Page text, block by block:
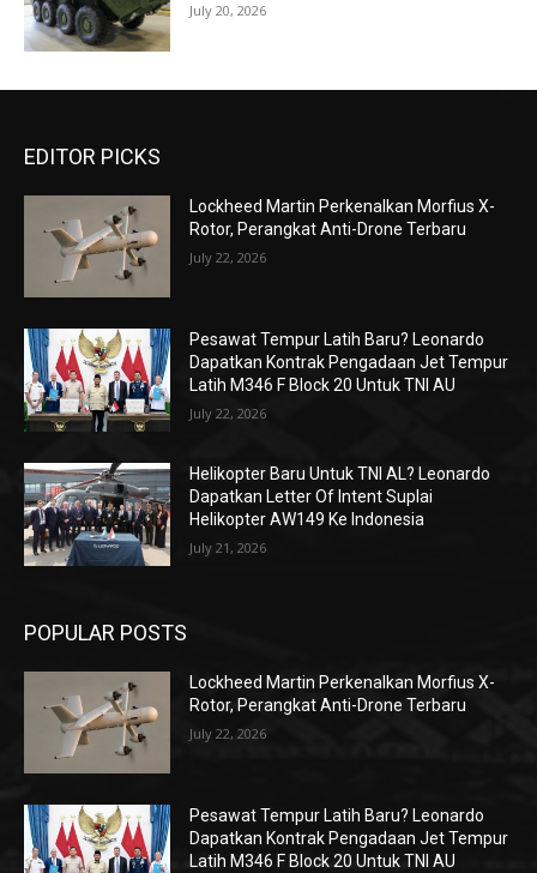
July 20, 2026
EDITOR PICKS
Lockheed Martin Perkenalkan Morfius X-
Rotor, Perangkat Anti-Drone Terbaru
July 22, 2026
Pesawat Tempur Latih Baru? Leonardo
Dapatkan Kontrak Pengadaan Jet Tempur
Latih M346 F Block 20 Untuk TNI AU
July 22, 2026
Helikopter Baru Untuk TNI AL? Leonardo
Dapatkan Letter Of Intent Suplai
Helikopter AW149 Ke Indonesia
July 21, 2026
POPULAR POSTS
Lockheed Martin Perkenalkan Morfius X-
Rotor, Perangkat Anti-Drone Terbaru
July 22, 2026
Pesawat Tempur Latih Baru? Leonardo
Dapatkan Kontrak Pengadaan Jet Tempur
Latih M346 F Block 20 Untuk TNI AU